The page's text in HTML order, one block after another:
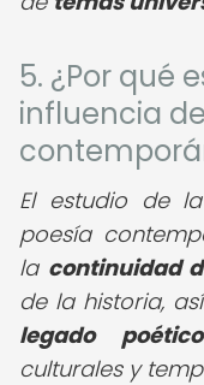
5. ¿Por qué
influencia
El estudio de
poesía
la continuidad
de la historia,
legado poético
culturales y